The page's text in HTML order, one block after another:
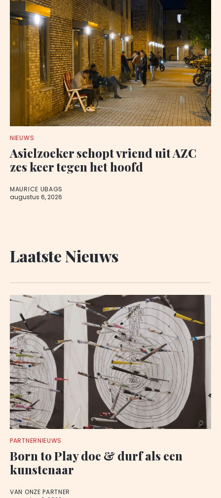
NIEUWS
Asielzoeker schopt vriend uit AZC
zes keer tegen het hoofd
MAURICE UBAGS
augustus 6, 2026
Laatste Nieuws
PARTNERNIEUWS
Born to Play doe & durf als een
kunstenaar
VAN ONZE PARTNER